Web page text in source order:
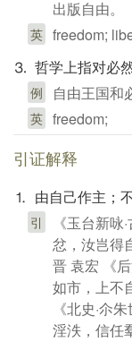
出版自由。
英 freedom;
⒊ 哲学上指对必
例 自由王国和
英 freedom;
引证解释
⒈ 由自己作主；不
引
《玉台新
忿，汝岂得
晋 袁宏 《
如市，上不
《北史·尒
淫泆，信任